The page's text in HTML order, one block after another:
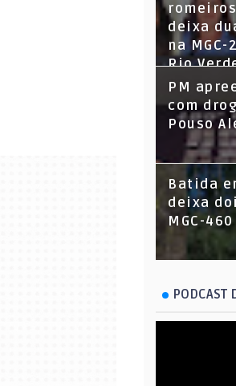
deixa
na
Rio
PM
com
Pouso
Batida
deixa
MGC-
PODCAST